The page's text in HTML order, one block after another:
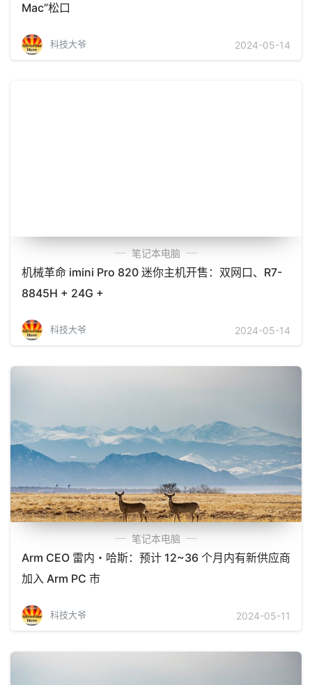
Mac”松口
科技大爷 2024-05-14
笔记本电脑
机械革命 imini Pro 820 迷你主机开售：双网口、R7-
8845H + 24G +
科技大爷 2024-05-14
笔记本电脑
Arm CEO 雷内・哈斯：预计 12~36 个月内有新供应商
加入 Arm PC 市
科技大爷 2024-05-11